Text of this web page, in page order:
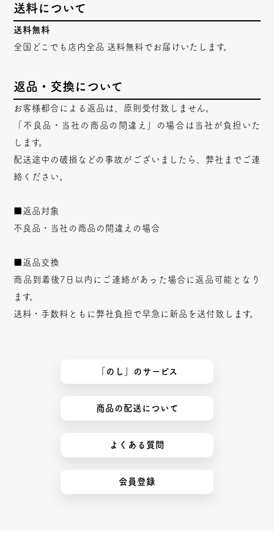
送料について
送料無料
全国どこでも店内全品 送料無料でお届けいたします。
返品・交換について
お客様都合による返品は、原則受付致しません。
「不良品・当社の商品の間違え」の場合は当社が負担いた
します。
配送途中の破損などの事故がございましたら、弊社までご連
絡ください。
■返品対象
不良品・当社の商品の間違えの場合
■返品交換
商品到着後7日以内にご連絡があった場合に返品可能となり
ます。
送料・手数料ともに弊社負担で早急に新品を送付致します。
「のし」のサービス
商品の配送について
よくある質問
会員登録